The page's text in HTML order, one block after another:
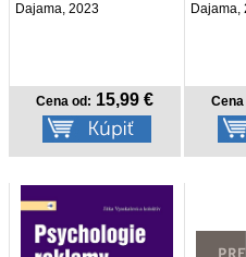
Dajama, 2023
Cena od: 15,99 €
Dajama,